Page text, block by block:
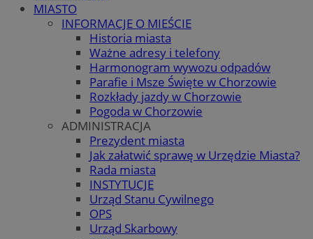
MIASTO
INFORMACJE O MIEŚCIE
Historia miasta
Ważne adresy i telefony
Harmonogram wywozu odpadów
Parafie i Msze Święte w Chorzowie
Rozkłady jazdy w Chorzowie
Pogoda w Chorzowie
ADMINISTRACJA
Prezydent miasta
Jak załatwić sprawę w Urzędzie Miasta?
Rada miasta
INSTYTUCJE
Urząd Stanu Cywilnego
OPS
Urząd Skarbowy